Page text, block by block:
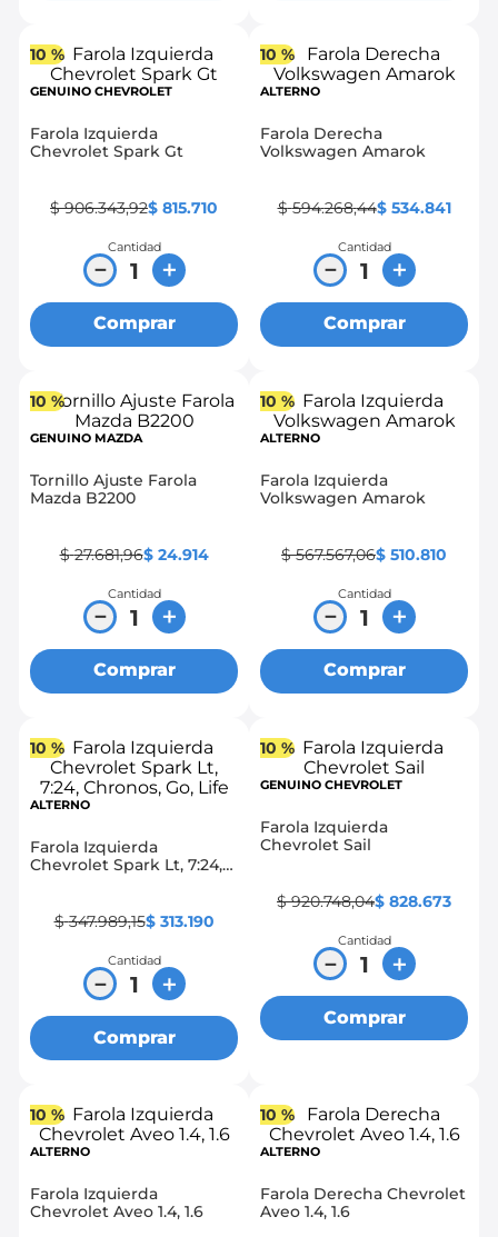
10 %
GENUINO CHEVROLET
Farola Izquierda
Chevrolet Spark Gt
$ 906.343,92$ 815.710
Cantidad
＋
－
Comprar
10 %
ALTERNO
Farola Derecha
Volkswagen Amarok
$ 594.268,44$ 534.841
Cantidad
＋
－
Comprar
10 %
GENUINO MAZDA
Tornillo Ajuste Farola
Mazda B2200
$ 27.681,96$ 24.914
Cantidad
＋
－
Comprar
10 %
ALTERNO
Farola Izquierda
Volkswagen Amarok
$ 567.567,06$ 510.810
Cantidad
＋
－
Comprar
10 %
ALTERNO
Farola Izquierda
Chevrolet Spark Lt, 7:24,
$ 347.989,15$ 313.190
Cantidad
＋
－
Comprar
10 %
GENUINO CHEVROLET
Farola Izquierda
Chevrolet Sail
$ 920.748,04$ 828.673
Cantidad
＋
－
Comprar
10 %
ALTERNO
Farola Izquierda
Chevrolet Aveo 1.4, 1.6
10 %
ALTERNO
Farola Derecha Chevrolet
Aveo 1.4, 1.6